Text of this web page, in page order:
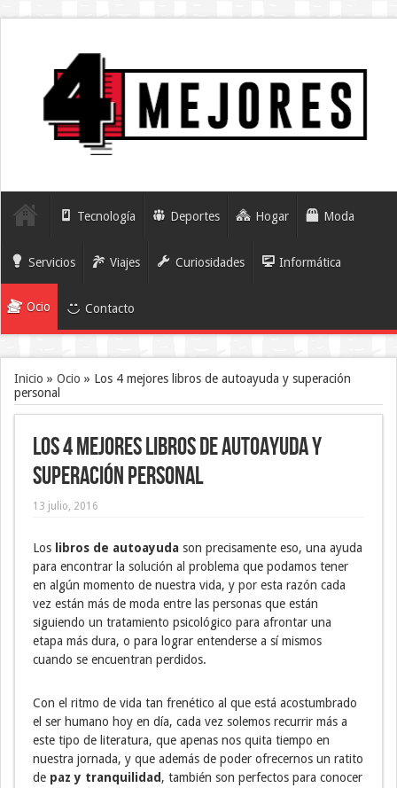
Tecnología Deportes Hogar Moda
Servicios Viajes Curiosidades Informática
Ocio Contacto
Inicio » Ocio » Los 4 mejores libros de autoayuda y superación
personal
Los 4 mejores libros de autoayuda y
superación personal
13 julio, 2016
Los libros de autoayuda son precisamente eso, una ayuda
para encontrar la solución al problema que podamos tener
en algún momento de nuestra vida, y por esta razón cada
vez están más de moda entre las personas que están
siguiendo un tratamiento psicológico para afrontar una
etapa más dura, o para lograr entenderse a sí mismos
cuando se encuentran perdidos.
Con el ritmo de vida tan frenético al que está acostumbrado
el ser humano hoy en día, cada vez solemos recurrir más a
este tipo de literatura, que apenas nos quita tiempo en
nuestra jornada, y que además de poder ofrecernos un ratito
de paz y tranquilidad , también son perfectos para conocer